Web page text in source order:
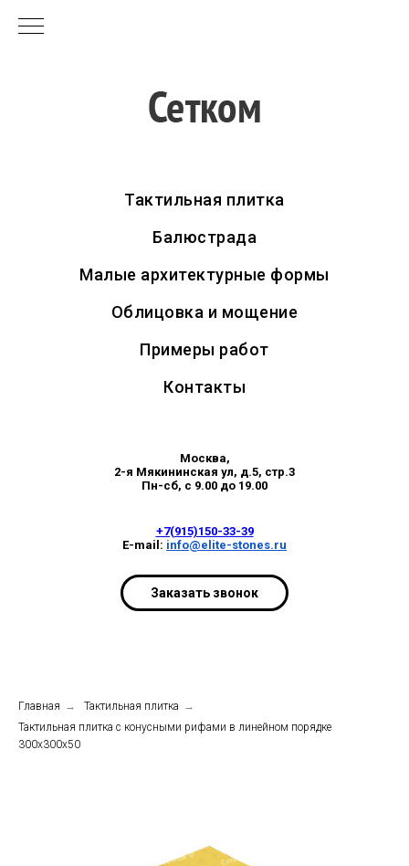
Тактильная плитка
Балюстрада
Малые архитектурные формы
Облицовка и мощение
Примеры работ
Контакты
Москва,
2-я Мякининская ул, д.5, стр.3
Пн-сб, с 9.00 до 19.00
+7(915)150-33-39
E-mail: info@elite-stones.ru
Заказать звонок
Главная → Тактильная плитка →
Тактильная плитка с конусными рифами в линейном порядке
300х300х50